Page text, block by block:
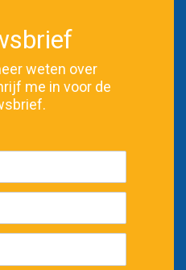
weten over
me in voor de